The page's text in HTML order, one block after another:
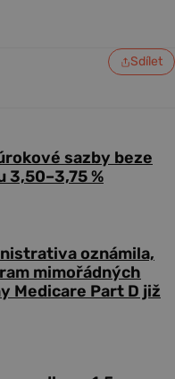
Sdílet
sazby beze
3,50–3,75 %
oznámila,
mimořádných
Medicare Part D již